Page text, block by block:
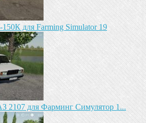
для Farming Simulator 19
2107 для Фарминг Симулятор 1...